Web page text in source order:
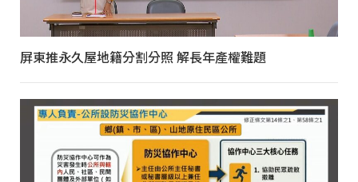
屏東推永久屋地籍分割分照 解長年產權難題